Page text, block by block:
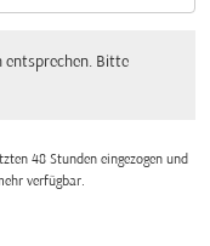
entsprechen. Bitte
48 Stunden eingezogen und
verfügbar.